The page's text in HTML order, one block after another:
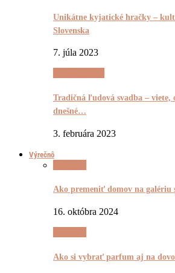
Unikátne kyjatické hračky –
Slovenska
7. júla 2023
Tradičná ľudová svadba –
dnešné…
3. februára 2023
Výrečnô
Ako premeniť domov na galériu
16. októbra 2024
Ako si vybrať parfum aj na